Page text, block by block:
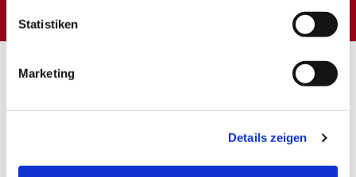
Statistiken
Marketing
Details zeigen